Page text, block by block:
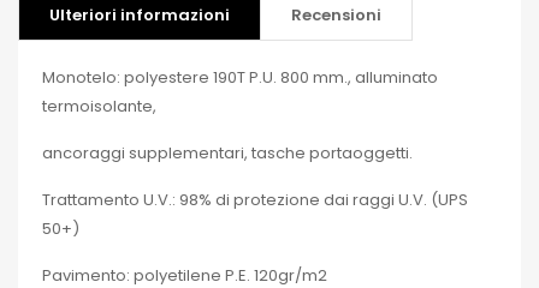
Ulteriori informazioni Recensioni
Monotelo: polyestere 190T P.U. 800 mm., alluminato
termoisolante,
ancoraggi supplementari, tasche portaoggetti.
Trattamento U.V.: 98% di protezione dai raggi U.V. (UPS
50+)
Pavimento: polyetilene P.E. 120gr/m2